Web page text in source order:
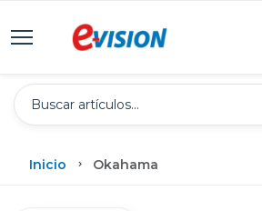
Inicio Okahama